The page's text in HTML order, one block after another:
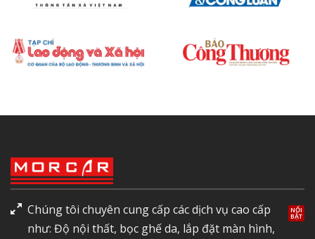
Chúng tôi chuyên cung cấp các dịch vụ cao cấp
như: Độ nội thất, bọc ghế da, lắp đặt màn hình,